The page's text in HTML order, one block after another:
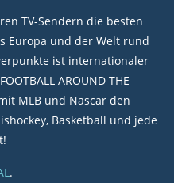
TV-Sendern die besten
Europa und der Welt rund
ist internationaler
AROUND THE
MLB und Nascar den
Basketball und jede
.